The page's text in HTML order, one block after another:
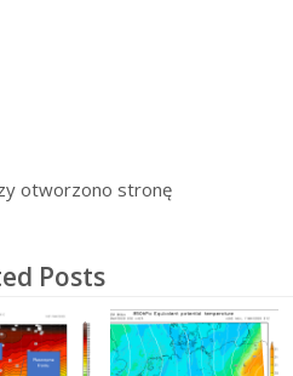
otworzono stronę
Posts